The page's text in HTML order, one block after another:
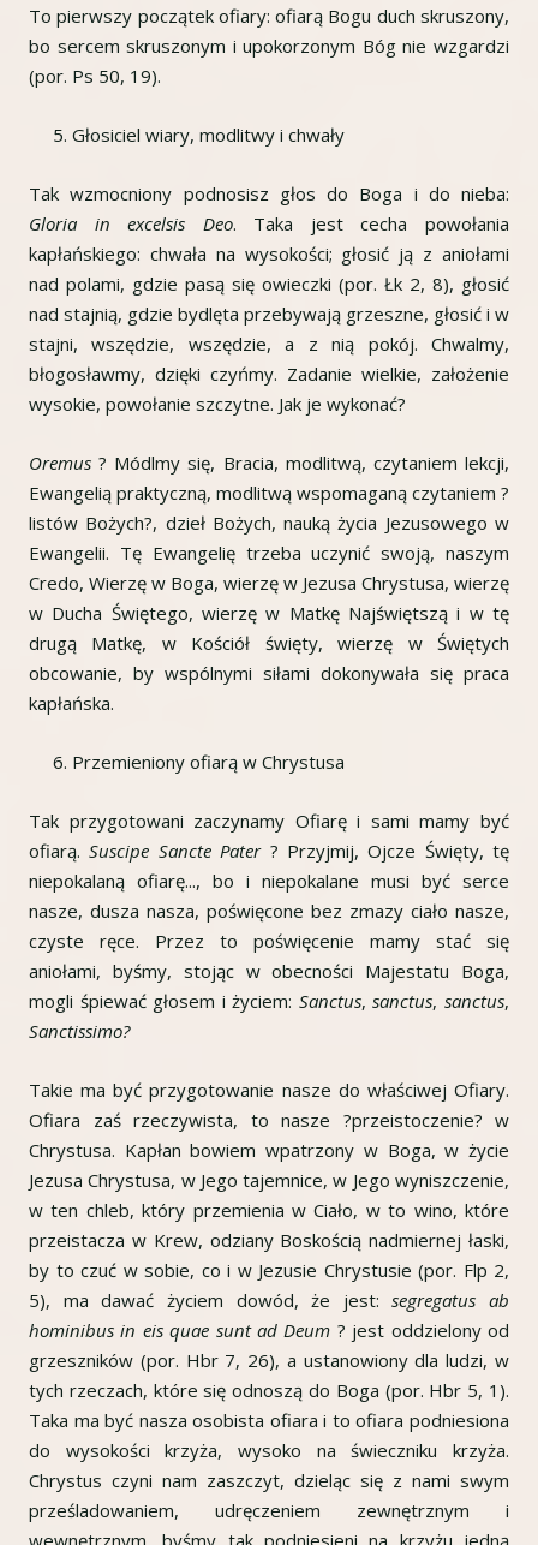
To pierwszy początek ofiary: ofiarą Bogu duch skruszony,
bo sercem skruszonym i upokorzonym Bóg nie wzgardzi
(por. Ps 50, 19).
Głosiciel wiary, modlitwy i chwały
Tak wzmocniony podnosisz głos do Boga i do nieba:
Gloria in excelsis Deo. Taka jest cecha powołania
kapłańskiego: chwała na wysokości; głosić ją z aniołami
nad polami, gdzie pasą się owieczki (por. Łk 2, 8), głosić
nad stajnią, gdzie bydlęta przebywają grzeszne, głosić i w
stajni, wszędzie, wszędzie, a z nią pokój. Chwalmy,
błogosławmy, dzięki czyńmy. Zadanie wielkie, założenie
wysokie, powołanie szczytne. Jak je wykonać?
Oremus ? Módlmy się, Bracia, modlitwą, czytaniem lekcji,
Ewangelią praktyczną, modlitwą wspomaganą czytaniem ?
listów Bożych?, dzieł Bożych, nauką życia Jezusowego w
Ewangelii. Tę Ewangelię trzeba uczynić swoją, naszym
Credo, Wierzę w Boga, wierzę w Jezusa Chrystusa, wierzę
w Ducha Świętego, wierzę w Matkę Najświętszą i w tę
drugą Matkę, w Kościół święty, wierzę w Świętych
obcowanie, by wspólnymi siłami dokonywała się praca
kapłańska.
Przemieniony ofiarą w Chrystusa
Tak przygotowani zaczynamy Ofiarę i sami mamy być
ofiarą.Suscipe Sancte Pater? Przyjmij, Ojcze Święty, tę
niepokalaną ofiarę..., bo i niepokalane musi być serce
nasze, dusza nasza, poświęcone bez zmazy ciało nasze,
czyste ręce. Przez to poświęcenie mamy stać się
aniołami, byśmy, stojąc w obecności Majestatu Boga,
mogli śpiewać głosem i życiem: Sanctus, sanctus, sanctus,
Sanctissimo?
Takie ma być przygotowanie nasze do właściwej Ofiary.
Ofiara zaś rzeczywista, to nasze ?przeistoczenie? w
Chrystusa. Kapłan bowiem wpatrzony w Boga, w życie
Jezusa Chrystusa, w Jego tajemnice, w Jego wyniszczenie,
w ten chleb, który przemienia w Ciało, w to wino, które
przeistacza w Krew, odziany Boskością nadmiernej łaski,
by to czuć w sobie, co i w Jezusie Chrystusie (por. Flp 2,
5), ma dawać życiem dowód, że jest:segregatus ab
hominibus in eis quae sunt ad Deum ? jest oddzielony od
grzeszników (por. Hbr 7, 26), a ustanowiony dla ludzi, w
tych rzeczach, które się odnoszą do Boga (por. Hbr 5, 1).
Taka ma być nasza osobista ofiara i to ofiara podniesiona
do wysokości krzyża, wysoko na świeczniku krzyża.
Chrystus czyni nam zaszczyt, dzieląc się z nami swym
prześladowaniem, udręczeniem zewnętrznym i